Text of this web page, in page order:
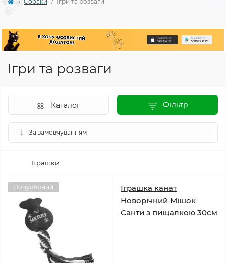
Ігри та розваги
Фільтр
Каталог
Іграшки
Популярний
Іграшка канат
Новорічний Мішок
Санти з пищалкою 30см